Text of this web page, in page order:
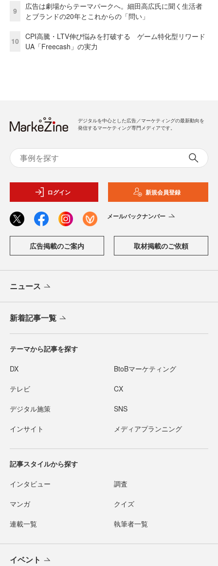
9
広告は劇場からテーマパークへ。細田高広氏に聞く生活者
とブランドの20年とこれからの「問い」
10
CPI高騰・LTV伸び悩みを打破する ゲーム特化型リワード
UA「Freecash」の実力
デジタルを中心とした広告／マーケティングの最新動向を
発信するマーケティング専門メディアです。
ログイン 新規会員登録
メールバックナンバー
広告掲載のご案内 取材掲載のご依頼
ニュース
新着記事一覧
テーマから記事を探す
DX BtoBマーケティング
テレビ CX
デジタル施策 SNS
インサイト メディアプランニング
記事スタイルから探す
インタビュー 調査
マンガ クイズ
連載一覧 執筆者一覧
イベント